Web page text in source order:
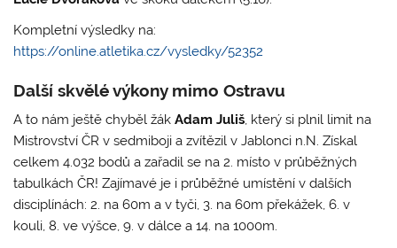
Kompletní výsledky na:
https://online.atletika.cz/vysledky/52352
Další skvělé výkony mimo Ostravu
A to nám ještě chyběl žákAdam Juliš, který si plnil limit na
Mistrovství ČR v sedmiboji a zvítězil v Jablonci n.N. Získal
celkem 4.032 bodů a zařadil se na 2. místo v průběžných
tabulkách ČR! Zajímavé je i průběžné umístění v dalších
disciplínách: 2. na 60m a v tyči, 3. na 60m překážek, 6. v
kouli, 8. ve výšce, 9. v dálce a 14. na 1000m.